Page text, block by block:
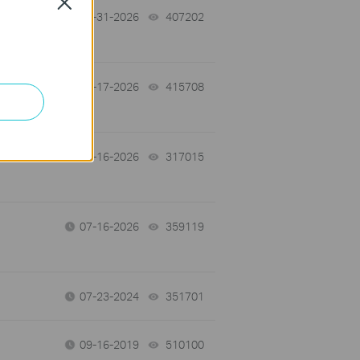
07-31-2026 407202
07-17-2026 415708
07-16-2026 317015
07-16-2026 359119
07-23-2024 351701
09-16-2019 510100